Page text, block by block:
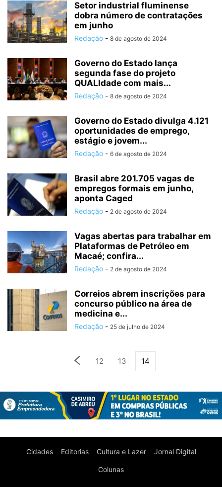
Setor industrial fluminense
dobra número de contratações
em junho
Redação - 8 de agosto de 2024
Governo do Estado lança
segunda fase do projeto
QUALIdade com mais...
Redação - 8 de agosto de 2024
Governo do Estado divulga 4.121
oportunidades de emprego,
estágio e jovem...
Redação - 6 de agosto de 2024
Brasil abre 201.705 vagas de
empregos formais em junho,
aponta Caged
Redação - 2 de agosto de 2024
Vagas abertas para trabalhar em
Plataformas de Petróleo em
Macaé; confira...
Redação - 2 de agosto de 2024
Correios abrem inscrições para
concurso público na área de
medicina e...
Redação - 25 de julho de 2024
12 13 14
Cidades Editorias Cultura e Lazer Jornal Digital
Colunas